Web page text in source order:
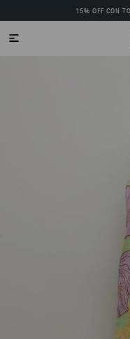
15% OFF CON
